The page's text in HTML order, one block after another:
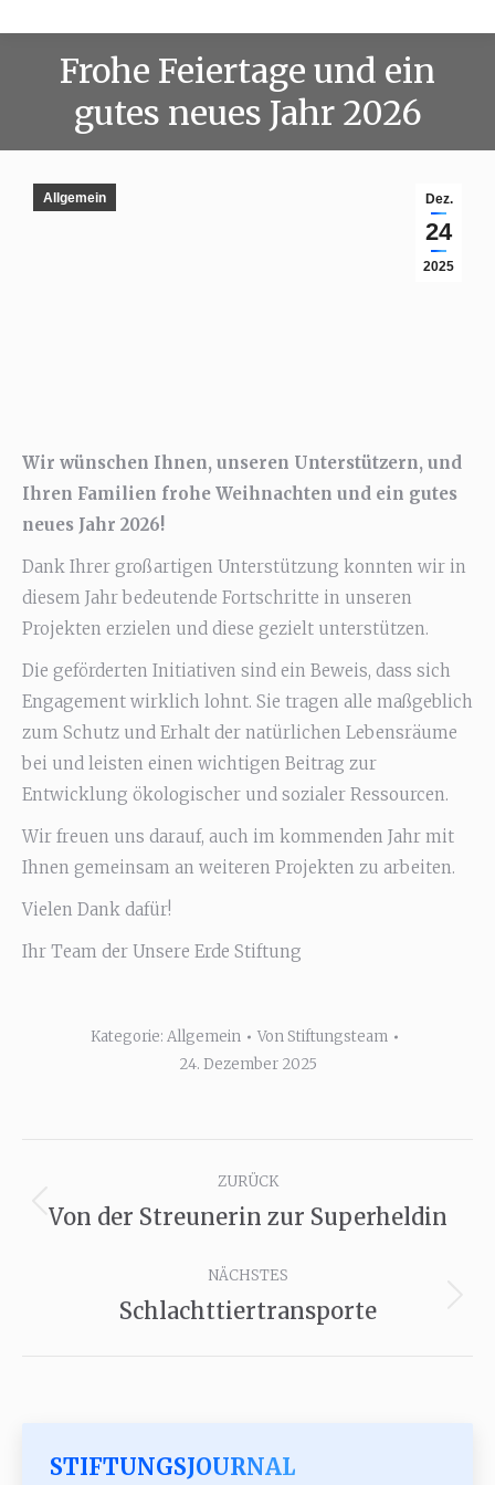
Frohe Feiertage und ein
gutes neues Jahr 2026
Dez.
24
2025
Allgemein
Wir wünschen Ihnen, unseren Unterstützern, und
Ihren Familien frohe Weihnachten und ein gutes
neues Jahr 2026!
Dank Ihrer großartigen Unterstützung konnten wir in
diesem Jahr bedeutende Fortschritte in unseren
Projekten erzielen und diese gezielt unterstützen.
Die geförderten Initiativen sind ein Beweis, dass sich
Engagement wirklich lohnt. Sie tragen alle maßgeblich
zum Schutz und Erhalt der natürlichen Lebensräume
bei und leisten einen wichtigen Beitrag zur
Entwicklung ökologischer und sozialer Ressourcen.
Wir freuen uns darauf, auch im kommenden Jahr mit
Ihnen gemeinsam an weiteren Projekten zu arbeiten.
Vielen Dank dafür!
Ihr Team der Unsere Erde Stiftung
Kategorie: Allgemein Von Stiftungsteam
24. Dezember 2025
Kommentarnavigation
ZURÜCK
Vorheriger
Von der Streunerin zur Superheldin
NÄCHSTES
Nächster
Schlachttiertransporte
STIFTUNGSJOURNAL